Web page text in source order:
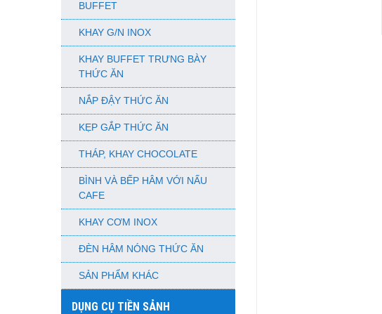
BUFFET
KHAY G/N INOX
KHAY BUFFET TRƯNG BÀY
THỨC ĂN
NẮP ĐẬY THỨC ĂN
KẸP GẮP THỨC ĂN
THÁP, KHAY CHOCOLATE
BÌNH VÀ BẾP HÂM VỚI NẤU
CAFE
KHAY CƠM INOX
ĐÈN HÂM NÓNG THỨC ĂN
SẢN PHẨM KHÁC
DỤNG CỤ TIỀN SẢNH